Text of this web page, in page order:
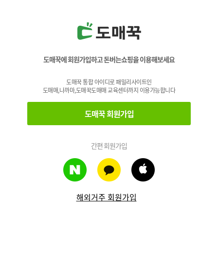
도매꾹에 회원가입하고 돈버는쇼핑을 이용해보세요
도매꾹 통합 아이디로 패밀리사이트인
도매매,나까마,도매꾹도매매 교육센터까지 이용가능합니다
도매꾹 회원가입
간편 회원가입
해외거주 회원가입